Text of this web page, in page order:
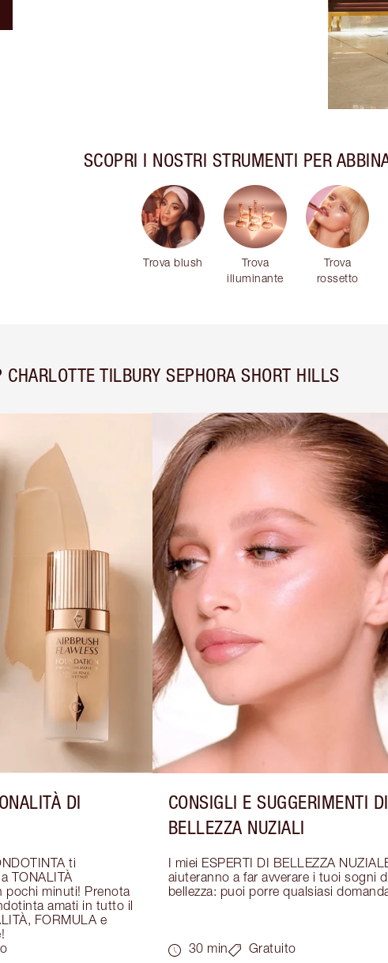
SCOPRI I NOSTRI STRUMENTI PER
Trova blush
Trova
illuminante
Trova
rossetto
TILBURY SEPHORA SHORT HILLS
DI
ti
TONALITÀ
pochi minuti! Prenota
amati in tutto il
FORMULA e
CONSIGLI E SUGGERIMENTI DI
BELLEZZA NUZIALI
I miei ESPERTI DI BELLEZZA
aiuteranno a far avverare i tuoi sogni
bellezza: puoi porre qualsiasi
30 min Gratuito